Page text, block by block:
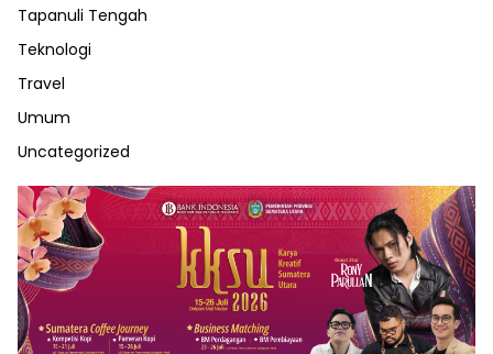
Tapanuli Tengah
Teknologi
Travel
Umum
Uncategorized